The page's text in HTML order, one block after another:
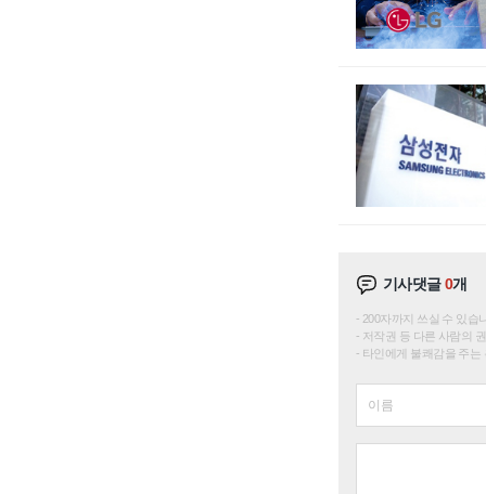
기사댓글0개
200자까지 쓰실 수 있습
저작권 등 다른 사람의
타인에게 불쾌감을 주는